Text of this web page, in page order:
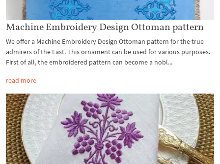
Machine Embroidery Design Ottoman pattern
We offer a Machine Embroidery Design Ottoman pattern for the true
admirers of the East. This ornament can be used for various purposes.
First of all, the embroidered pattern can become a nobl...
read more